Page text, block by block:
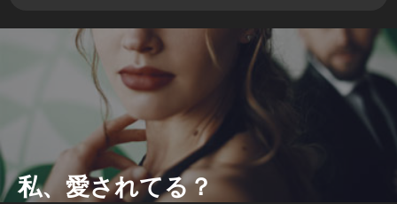
私、愛されてる？